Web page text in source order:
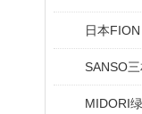
日本
SANSO三
MIDORI